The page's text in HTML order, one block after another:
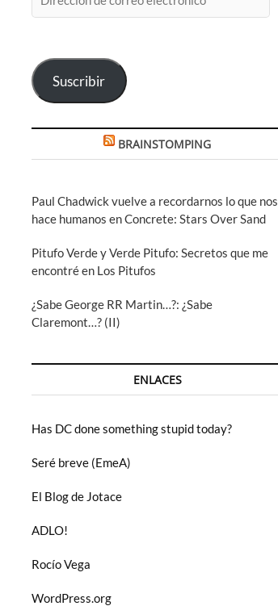
de
Suscribir
BRAINSTOMPING
Paul Chadwick vuelve a recordarnos lo que nos
hace humanos en Concrete: Stars Over Sand
Pitufo Verde y Verde Pitufo: Secretos que me
encontré en Los Pitufos
¿Sabe George RR Martin…?: ¿Sabe
Claremont…? (II)
ENLACES
Has DC done something stupid today?
Seré breve (EmeA)
El Blog de Jotace
ADLO!
Rocío Vega
WordPress.org